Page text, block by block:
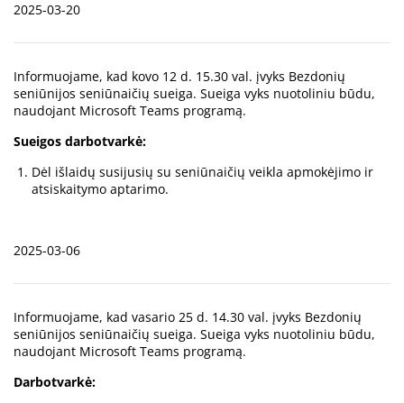
2025-03-20
Informuojame, kad kovo 12 d. 15.30 val. įvyks Bezdonių
seniūnijos seniūnaičių sueiga. Sueiga vyks nuotoliniu būdu,
naudojant Microsoft Teams programą.
Sueigos darbotvarkė:
Dėl išlaidų susijusių su seniūnaičių veikla apmokėjimo ir
atsiskaitymo aptarimo.
2025-03-06
Informuojame, kad vasario 25 d. 14.30 val. įvyks Bezdonių
seniūnijos seniūnaičių sueiga. Sueiga vyks nuotoliniu būdu,
naudojant Microsoft Teams programą.
Darbotvarkė: